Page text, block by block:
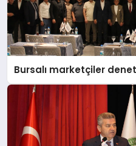
Bursalı marketçiler